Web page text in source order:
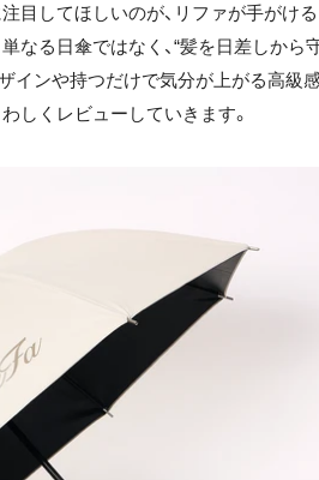
してほしいのが、リファが手がけ
なる日傘ではなく、“髪を日差しから
インや持つだけで気分が上がる高級
しくレビューしていきます。